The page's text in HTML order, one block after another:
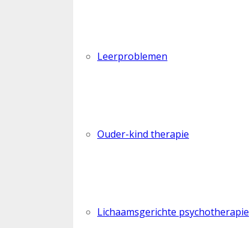
Leerproblemen
Ouder-kind therapie
Lichaamsgerichte psychotherapie